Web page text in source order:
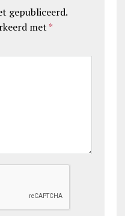
gepubliceerd.
met *